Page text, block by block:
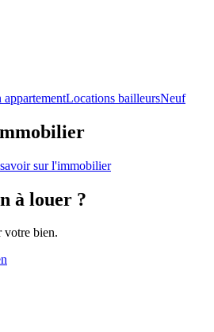
Locations bailleursNeuf
sur l'immobilier
à louer ?
votre bien.